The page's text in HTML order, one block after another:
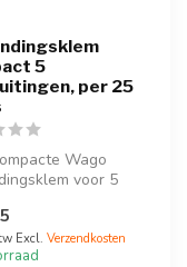
5
per 25
Wago
voor 5
...
Excl. Verzendkosten